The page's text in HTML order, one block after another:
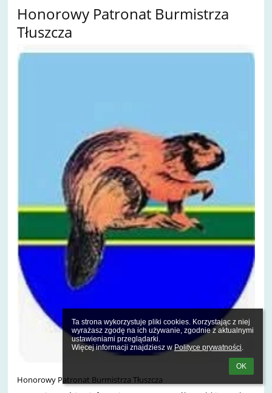
Ta strona wykorzystuje pliki cookies. Korzystając z niej
wyrażasz zgodę na ich używanie, zgodnie z aktualnymi
ustawieniami przeglądarki.
Więcej informacji znajdziesz w Polityce prywatności.
OK
Honorowy Patronat Burmistrza
Tłuszcza
Honorowy Patronat Burmistrza Tłuszcza